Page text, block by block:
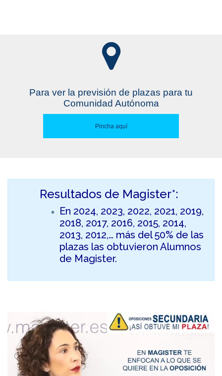
Para ver la previsión de plazas para tu
Comunidad Autónoma
Pincha aquí
Resultados de Magister*:
En 2024, 2023, 2022, 2021, 2019,
2018, 2017, 2016, 2015, 2014,
2013, 2012,… más del 50% de las
plazas las obtuvieron Alumnos
de Magister.